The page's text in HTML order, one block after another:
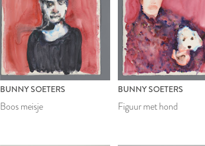
BUNNY SOETERS
Boos meisje
BUNNY SOETERS
Figuur met hond